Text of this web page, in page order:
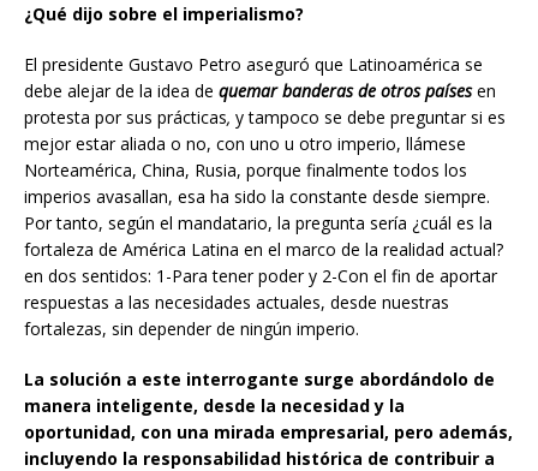
¿Qué dijo sobre el imperialismo?
El presidente Gustavo Petro aseguró que Latinoamérica se
debe alejar de la idea de quemar banderas de otros paísesen
protesta por sus prácticas, y tampoco se debe preguntar si es
mejor estar aliada o no, con uno u otro imperio, llámese
Norteamérica, China, Rusia, porque finalmente todos los
imperios avasallan, esa ha sido la constante desde siempre.
Por tanto, según el mandatario, la pregunta sería ¿cuál es la
fortaleza de América Latina en el marco de la realidad actual?
en dos sentidos: 1-Para tener poder y 2-Con el fin de aportar
respuestas a las necesidades actuales, desde nuestras
fortalezas, sin depender de ningún imperio.
La solución a este interrogante surge abordándolo de
manera inteligente, desde la necesidad y la
oportunidad, con una mirada empresarial, pero además,
incluyendo la responsabilidad histórica de contribuir a